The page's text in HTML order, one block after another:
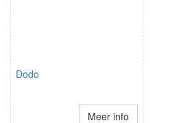
Dodo
Meer info